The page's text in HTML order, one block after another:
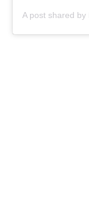
A post shared by